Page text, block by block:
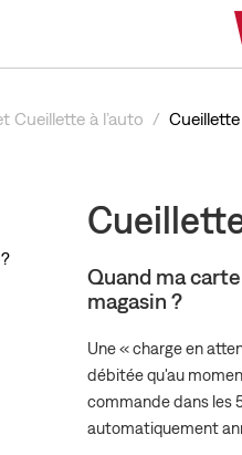
Cueillette à l’auto
Quand ma
magasin ?
Une « charge en
débitée qu'au
commande dans les
automatiquement